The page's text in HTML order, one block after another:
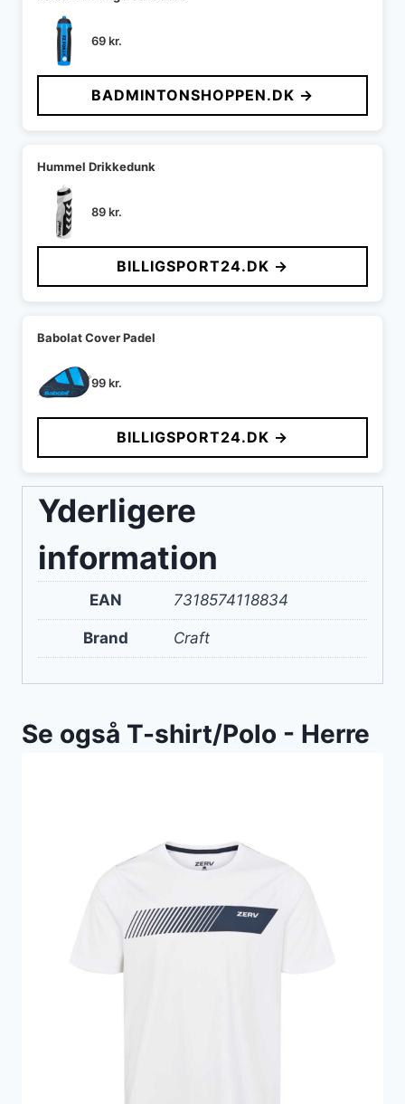
69kr.
BADMINTONSHOPPEN.DK →
Hummel Drikkedunk
89kr.
BILLIGSPORT24.DK →
Babolat Cover Padel
99kr.
BILLIGSPORT24.DK →
Yderligere
information
EAN 7318574118834
Brand Craft
Se også T-shirt/Polo - Herre